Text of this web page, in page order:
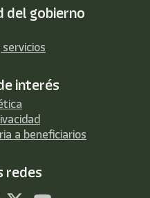
del gobierno
interés
a beneficiarios
redes